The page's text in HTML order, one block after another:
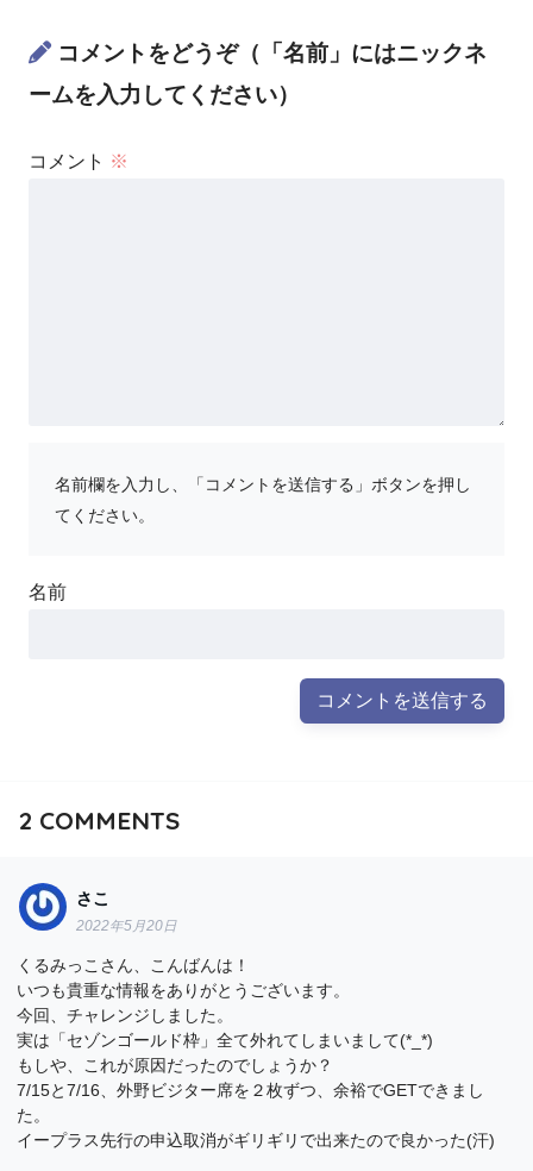
コメントをどうぞ（「名前」にはニックネ
ームを入力してください）
コメント ※
名前欄を入力し、「コメントを送信する」ボタンを押し
てください。
名前
2 COMMENTS
さこ
2022年5月20日
くるみっこさん、こんばんは！
いつも貴重な情報をありがとうございます。
今回、チャレンジしました。
実は「セゾンゴールド枠」全て外れてしまいまして(*_*)
もしや、これが原因だったのでしょうか？
7/15と7/16、外野ビジター席を２枚ずつ、余裕でGETできまし
た。
イープラス先行の申込取消がギリギリで出来たので良かった(汗)